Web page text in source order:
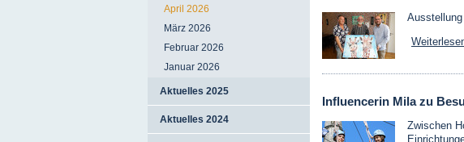
April 2026
März 2026
Februar 2026
Januar 2026
Aktuelles 2025
Aktuelles 2024
Influencerin Mila zu
Zwischen